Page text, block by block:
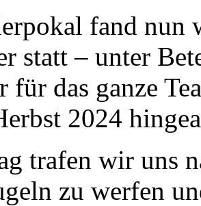
fand nun
statt – unter
für das ganze
2024
trafen wir uns
zu werfen